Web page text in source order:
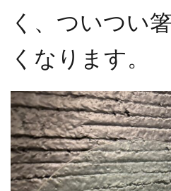
く、ついつい
くなります。